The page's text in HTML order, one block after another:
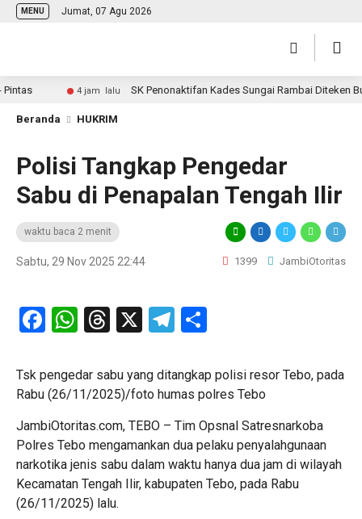
MENU Jumat, 07 Agu 2026
4 jam lalu SK Penonaktifan Kades Sungai Rambai Diteken
Beranda HUKRIM
Polisi Tangkap Pengedar
Sabu di Penapalan Tengah Ilir
waktu baca 2 menit
Sabtu, 29 Nov 2025 22:44 1399 JambiOtoritas
Facebook
WhatsApp
Threads
X Telegram
Tsk pengedar sabu yang ditangkap polisi resor Tebo, pada
Rabu (26/11/2025)/foto humas polres Tebo
JambiOtoritas.com, TEBO – Tim Opsnal Satresnarkoba
Polres Tebo mengamankan dua pelaku penyalahgunaan
narkotika jenis sabu dalam waktu hanya dua jam di wilayah
Kecamatan Tengah Ilir, kabupaten Tebo, pada Rabu
(26/11/2025) lalu.